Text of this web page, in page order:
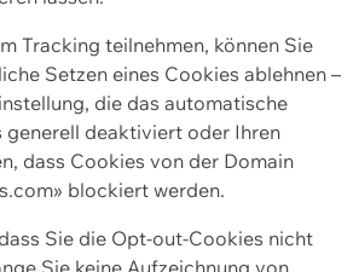
Tracking teilnehmen, können Sie
Setzen eines Cookies ablehnen –
die das automatische
generell deaktiviert oder Ihren
dass Cookies von der Domain
blockiert werden.
Sie die Opt-out-Cookies nicht